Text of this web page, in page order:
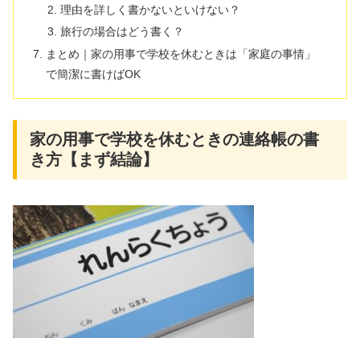
理由を詳しく書かないといけない？
旅行の場合はどう書く？
まとめ｜家の用事で学校を休むときは「家庭の事情」
で簡潔に書けばOK
家の用事で学校を休むときの連絡帳の書
き方【まず結論】